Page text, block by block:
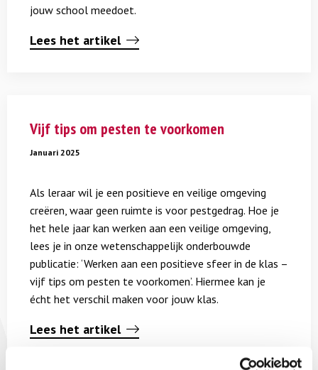
jouw school meedoet.
Lees het artikel
meer
pesten
voorkomen
Vijf tips om pesten te voorkomen
Januari 2025
Als leraar wil je een positieve en veilige omgeving
creëren, waar geen ruimte is voor pestgedrag. Hoe je
het hele jaar kan werken aan een veilige omgeving,
lees je in onze wetenschappelijk onderbouwde
publicatie: ‘Werken aan een positieve sfeer in de klas –
vijf tips om pesten te voorkomen’. Hiermee kan je
écht het verschil maken voor jouw klas.
Lees het artikel